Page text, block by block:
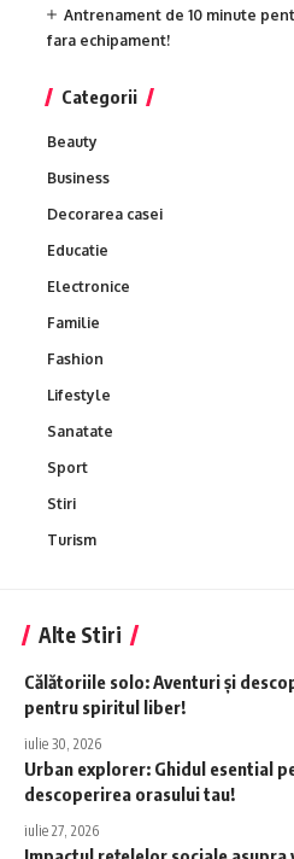
Antrenament de 10 minute
fara echipament!
Categorii
Beauty
Business
Decorarea casei
Educatie
Electronice
Familie
Fashion
Lifestyle
Sanatate
Sport
Stiri
Turism
Alte Stiri
Călătoriile solo: Aventuri și
pentru spiritul liber!
iulie 30, 2026
Urban explorer: Ghidul esential
descoperirea orasului tau!
iulie 27, 2026